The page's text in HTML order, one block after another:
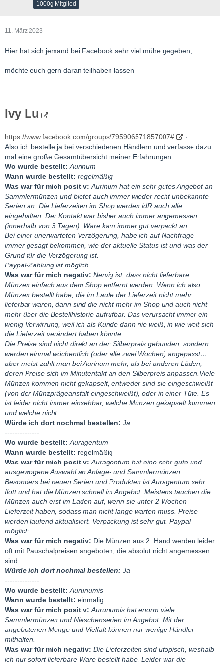
Servus zusammen…
allerdings ist meine Erfahrung vielleicht für einige Interessant…
Wann wurde bestellt: 2019 – 2022
Was war für mich positiv: Anfangs toller persönlicher Kontakt,
gute Preise, man konnte viel mit ihm abreden. Er hatte tolle
Was IST für mich negativ: Ich habe den Eindruck das der
Betrieb ihm zu schnell über den Kopf gewachsen ist. Sebastian
hat keine Zeit mehr sich um jeden Kunden und seine Probleme
zu kümmern. Die ständigen Meldungen, dass bei Aurunumis
etwas „schief läuft“, hat mein Vertrauen in den Betrieb
geschmälert und ist inzwischen gänzlich weg.
Würde ich dort nochmal bestellen: Habe ich nicht mehr vor,
auch wenn er nach wie vor der mit Shop mit den günstigsten
Preisen ist.
Kommentar:
Ich habe bei Sebastian aktuell zwei Sparkonten laufen:
Zum einen ein Goldkonto mit monatlich fester Spar-Rate von
100€.
Zum anderen ein Edelmetallkonto, welches mir sehr gut gefallen
hat. Man konnte dafür anfangs Schmelzware von Sebastian
kaufen, welches dann in Fein-Gramm umgerechnet auf ein
Konto gutgeschrieben wurde. Das lief Anfangs auch prima. Aus
finanziellen Gründen konnte ich dann ein paar Mal nicht mehr
zuschlagen. Als ich dann wieder zuschlagen hätte können kam
eine Zeitlang nix mehr von ihm – er hätte wohl kein Material
anzukaufen bekommen. Bevor hier weiter mein totes Kapital
liegt habe ich begonnen selbst Schmelzware zu sammeln, habe
aus vertrauenswürdiger Quelle Material gekauft und zu ihm
geschickt. Eine erste Lieferung im März 2021 wurde mit ~5%
Abzug für die Schmelzkosten auf das EMK gutgeschrieben. Da
es gut geklappt hatte haben meine Quelle und ich im Juni 21
erneut Schmelzgut zu ihm geschickt. Ein Teil davon wurde in
eine Münze getauscht, der Rest mit erfreulichen ~3% Abzug
wiederrum auf mein EMK gebucht. Klappte wieder bestens. Also
habe ich mein Weihnachtsgeld 2021 wiederum in Schmelzware
(25,04g fein plus einen ungeprüften Ring vom Flohmarkt)
investiert und Ende Dezember 2021 ein Paket nach Sprockhövel
geschickt. Mitte Januar hatte er den Eingang noch nicht geprüft.
Ende Januar 2022 dann die Mitteilung, dass er den Eingang
jetzt geprüft hat, aber was für die Federn in den Anhängern
abziehen muss. Ist ja auch ok. Mitte Februar erinnert, weil noch
nichts auf dem Kontoauszug geschrieben. 24,46g wären es
wohl effektiv nach Abzug der Federn. Schmelzzeug bleibt wohl
bei ihm erstmal liegen, weil er die 24g fein allein nicht zum
Schmelzen schicken will.
Jetzt kommt der erste Hammer im April 2022: das Material war
beim schmelzen und angeblich fehlen 10g fein! Die 10g
Schmelzdifferenz kommen angeblich von dem gesamten von
mir und meiner Quelle eingeschickten Material zustande, das er
das jetzt erst schmelzen hat lassen. Da ich wusste dass
Sebastian ja den Goldscreenpen hat und damit die Eingänge
prüft konnten wir diese Differenz nicht glauben. Wegen ein oder
zwei Gramm hätten meine Quelle und ich uns nichts gedacht,
aber 10g ist schon unglaubwürdig. Schon dort wollte ich
eigentlich die ganze Geschäftsbeziehung beenden. Sebastian
hat angeboten die Differenz mit dem bestehenden Material
rauszuhandeln und damit die Lücke zu füllen, damit mein
Bestand wieder stimmt - was ich dann dankend angenommen
habe. Anfang August 2022 war immer noch nix auf dem EMK
1000g Mitglied
11. März 2023
Hier hat sich jemand bei Facebook sehr viel mühe gegeben,
möchte euch gern daran teilhaben lassen
Ivy Lu
https://www.facebook.com/groups/795906571857007#
·
Also ich bestelle ja bei verschiedenen Händlern und verfasse dazu
mal eine große Gesamtübersicht meiner Erfahrungen.
Wo wurde bestellt: Aurinum
Wann wurde bestellt: regelmäßig
Was war für mich positiv: Aurinum hat ein sehr gutes Angebot an
Sammlermünzen und bietet auch immer wieder recht unbekannte
Serien an. Die Lieferzeiten im Shop werden idR auch alle
eingehalten. Der Kontakt war bisher auch immer angemessen
(innerhalb von 3 Tagen). Ware kam immer gut verpackt an.
Bei einer unerwarteten Verzögerung, habe ich auf Nachfrage
immer gesagt bekommen, wie der aktuelle Status ist und was der
Grund für die Verzögerung ist.
Paypal-Zahlung ist möglich.
Was war für mich negativ: Nervig ist, dass nicht lieferbare
Münzen einfach aus dem Shop entfernt werden. Wenn ich also
Münzen bestellt habe, die im Laufe der Lieferzeit nicht mehr
lieferbar waren, dann sind die nicht mehr im Shop und auch nicht
mehr über die Bestellhistorie aufrufbar. Das verursacht immer ein
wenig Verwirrung, weil ich als Kunde dann nie weiß, in wie weit sich
die Lieferzeit verändert haben könnte.
Die Preise sind nicht direkt an den Silberpreis gebunden, sondern
werden einmal wöchentlich (oder alle zwei Wochen) angepasst…
aber meist zahlt man bei Aurinum mehr, als bei anderen Läden,
deren Preise sich im Minutentakt an den Silberpreis anpassen.Viele
Münzen kommen nicht gekapselt, entweder sind sie eingeschweißt
(von der Münzprägeanstalt eingeschweißt), oder in einer Tüte. Es
ist leider nicht immer einsehbar, welche Münzen gekapselt kommen
und welche nicht.
Würde ich dort nochmal bestellen: Ja
--------------
Wo wurde bestellt: Auragentum
Wann wurde bestellt: regelmäßig
Was war für mich positiv: Auragentum hat eine sehr gute und
ausgewogene Auswahl an Anlage- und Sammlermünzen.
Besonders bei neuen Serien und Produkten ist Auragentum sehr
flott und hat die Münzen schnell im Angebot. Meistens tauchen die
Münzen auch erst im Laden auf, wenn sie unter 2 Wochen
Lieferzeit haben, sodass man nicht lange warten muss. Preise
werden laufend aktualisiert. Verpackung ist sehr gut. Paypal
möglich.
Was war für mich negativ: Die Münzen aus 2. Hand werden leider
oft mit Pauschalpreisen angeboten, die absolut nicht angemessen
sind.
Würde ich dort nochmal bestellen: Ja
--------------
Wo wurde bestellt: Aurunumis
Wann wurde bestellt: einmalig
Was war für mich positiv: Aurunumis hat enorm viele
Sammlermünzen und Nieschenserien im Angebot. Mit der
angebotenen Menge und Vielfalt können nur wenige Händler
mithalten.
Was war für mich negativ: Die Lieferzeiten sind utopisch, weshalb
ich nur sofort lieferbare Ware bestellt habe. Leider war die